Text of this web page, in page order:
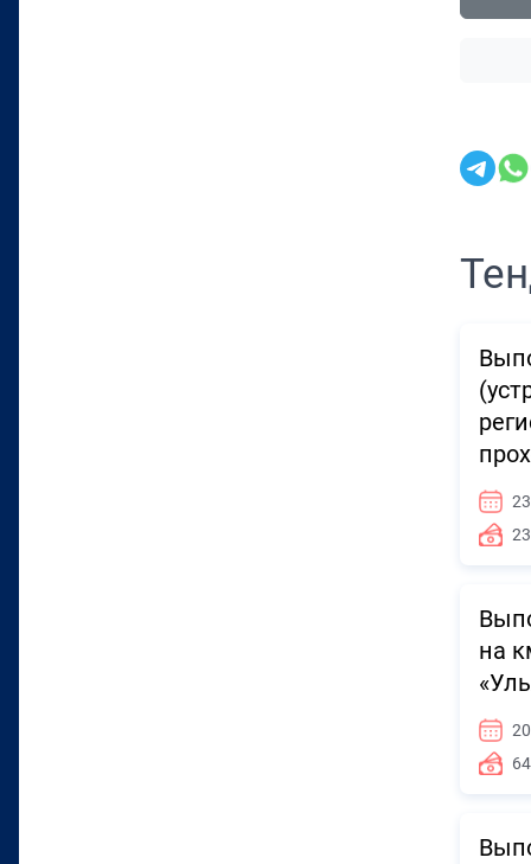
на